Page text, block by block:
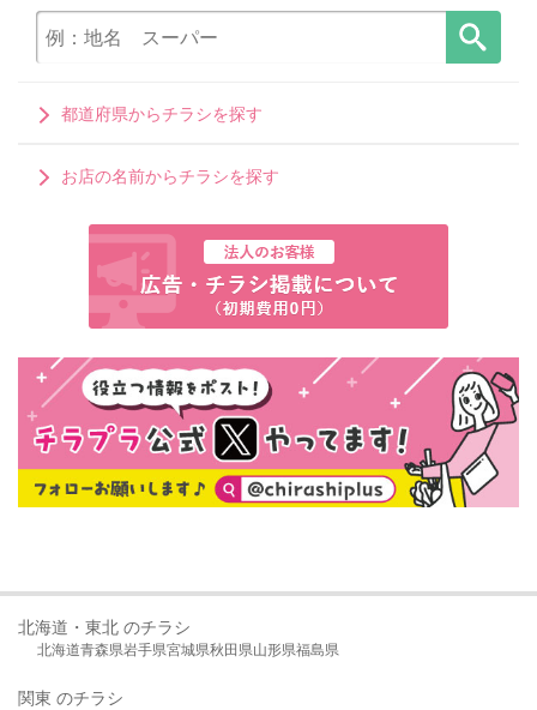
都道府県からチラシを探す
お店の名前からチラシを探す
北海道・東北 のチラシ
北海道青森県岩手県宮城県秋田県山形県福島県
関東 のチラシ